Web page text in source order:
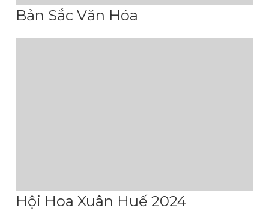
Bản Sắc Văn Hóa
Hội Hoa Xuân Huế 2024